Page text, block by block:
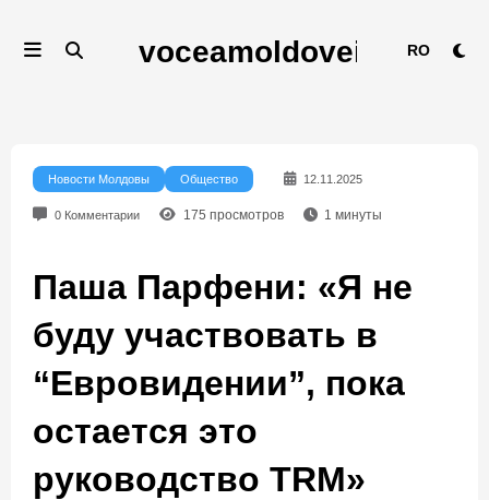
содержимому
RO
Новости Молдовы Общество 12.11.2025
0 Комментарии 175 просмотров 1 минуты
Паша Парфени: «Я не
буду участвовать в
“Евровидении”, пока
остается это
руководство TRM»